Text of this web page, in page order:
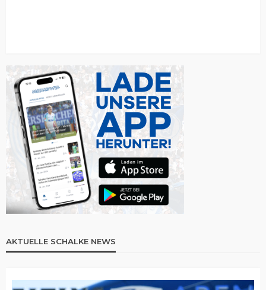
AKTUELLE SCHALKE NEWS